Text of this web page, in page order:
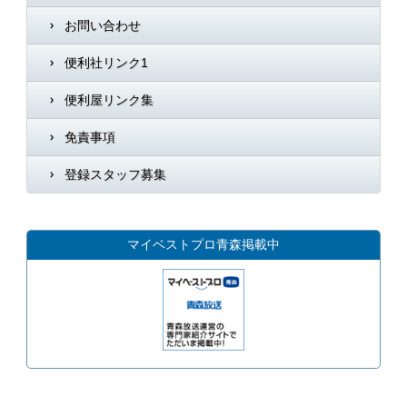
お問い合わせ
便利社リンク1
便利屋リンク集
免責事項
登録スタッフ募集
マイベストプロ青森掲載中